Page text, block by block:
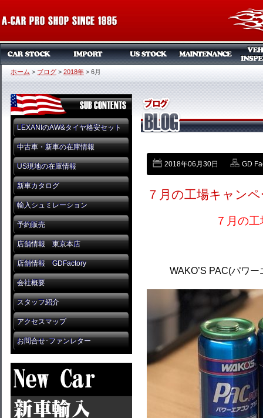
ホーム > ブログ > 2018年 > 6月
LEXANIのAW&タイヤ格安セット
中古車・新車の在庫情報
US現地の在庫情報
新車カタログ
輸入シュミレーション
予約販売
店舗情報 東京本店
店舗情報 GDFactory
会社概要
スタッフ紹介
アクセスマップ
お問合せ･ファンレター
2018年06月30日 GD
７月の工場キャン
７月の
WAKO’S PAC(パワ